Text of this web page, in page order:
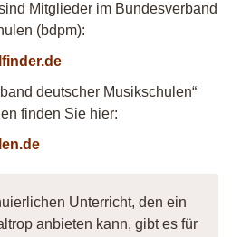
Mitglieder im Bundesverband
(bdpm):
deutscher Musikschulen“
finden Sie hier:
Unterricht, den ein
anbieten kann, gibt es für